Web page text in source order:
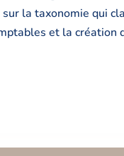
la taxonomie qui
et la